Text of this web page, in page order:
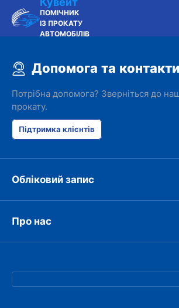
ПОМІЧНИК
ІЗ ПРОКАТУ
АВТОМОБІЛІВ
Допомога та контакти
Потрібна допомога? Зверніться до
прокату.
Підтримка клієнтів
Обліковий запис
Про нас